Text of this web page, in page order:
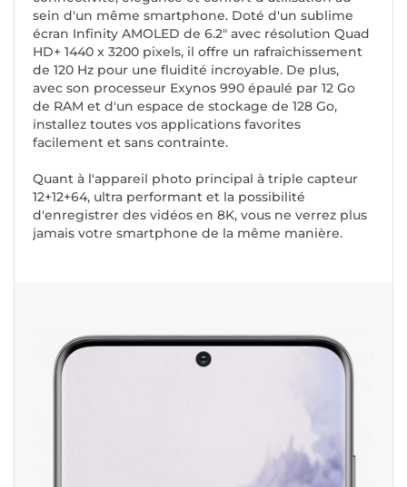
sein d'un même smartphone. Doté d'un sublime
écran Infinity AMOLED de 6.2" avec résolution Quad
HD+ 1440 x 3200 pixels, il offre un rafraichissement
de 120 Hz pour une fluidité incroyable. De plus,
avec son processeur Exynos 990 épaulé par 12 Go
de RAM et d'un espace de stockage de 128 Go,
installez toutes vos applications favorites
facilement et sans contrainte.
Quant à l'appareil photo principal à triple capteur
12+12+64, ultra performant et la possibilité
d'enregistrer des vidéos en 8K, vous ne verrez plus
jamais votre smartphone de la même manière.